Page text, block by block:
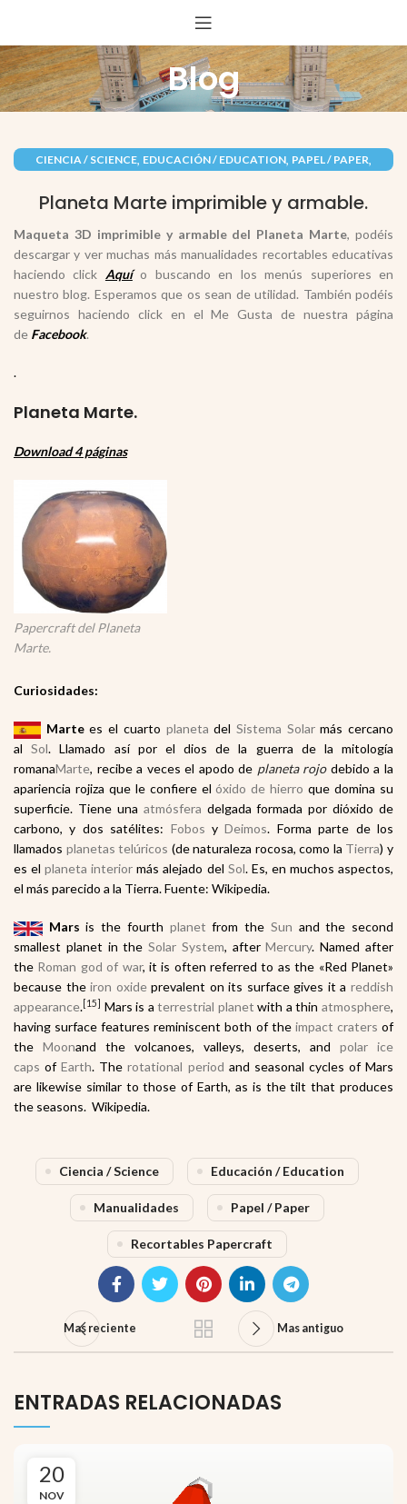
Blog
CIENCIA / SCIENCE, EDUCACIÓN / EDUCATION, PAPEL / PAPER,
Planeta Marte imprimible y armable.
Maqueta 3D imprimible y armable del Planeta Marte, podéis
descargar y ver muchas más manualidades recortables educativas
haciendo click Aquío buscando en los menús superiores en
nuestro blog. Esperamos que os sean de utilidad. También podéis
seguirnos haciendo click en el Me Gusta de nuestra página
de Facebook.
.
Planeta Marte.
Download 4 páginas
Papercraft del Planeta
Marte.
Curiosidades:
Martees el cuarto planeta del Sistema Solarmás cercano
alSol. Llamado así por el dios de la guerra de la mitología
romanaMarte, recibe a veces el apodo de planeta rojodebido a la
apariencia rojiza que le confiere elóxido de hierro que domina su
superficie. Tiene una atmósfera delgada formada por dióxido de
carbono, y dos satélites: Fobos yDeimos. Forma parte de los
llamados planetas telúricos (de naturaleza rocosa, como la Tierra) y
es elplaneta interior más alejado del Sol. Es, en muchos aspectos,
el más parecido a la Tierra. Fuente: Wikipedia.
Mars is the fourth planet from the Sun and the second
smallest planet in theSolar System, afterMercury. Named after
the Roman god of war, it is often referred to as the «Red Planet»
because theiron oxideprevalent on its surface gives it areddish
appearance.[15] Mars is aterrestrial planet with a thinatmosphere,
having surface features reminiscent both of the impact craters of
the Moonand the volcanoes, valleys, deserts, and polar ice
caps ofEarth. Therotational period and seasonal cycles of Mars
are likewise similar to those of Earth, as is the tilt that produces
the seasons. Wikipedia.
Ciencia / Science Educación / Education
Manualidades Papel / Paper
Recortables Papercraft
Mas reciente Mas antiguo
ENTRADAS RELACIONADAS
20
NOV